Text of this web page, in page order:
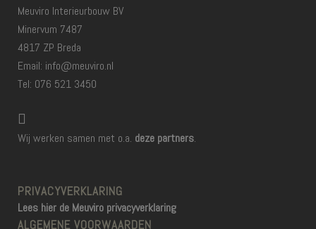
Meuviro Interieurbouw BV
Minervum 7487
4817 ZP Breda
Email: info@meuviro.nl
Tel: 076 521 3450
Wij werken samen met o.a. deze partners.
PRIVACYVERKLARING
Lees hier de Meuviro privacyverklaring
ALGEMENE VOORWAARDEN